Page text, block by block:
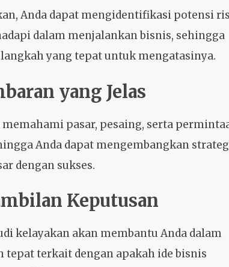
Anda dapat mengidentifikasi potensi
dalam menjalankan bisnis, sehingga
yang tepat untuk mengatasinya.
yang Jelas
pasar, pesaing, serta
Anda dapat mengembangkan
dengan sukses.
Keputusan
kelayakan akan membantu Anda dalam
terkait dengan apakah ide bisnis